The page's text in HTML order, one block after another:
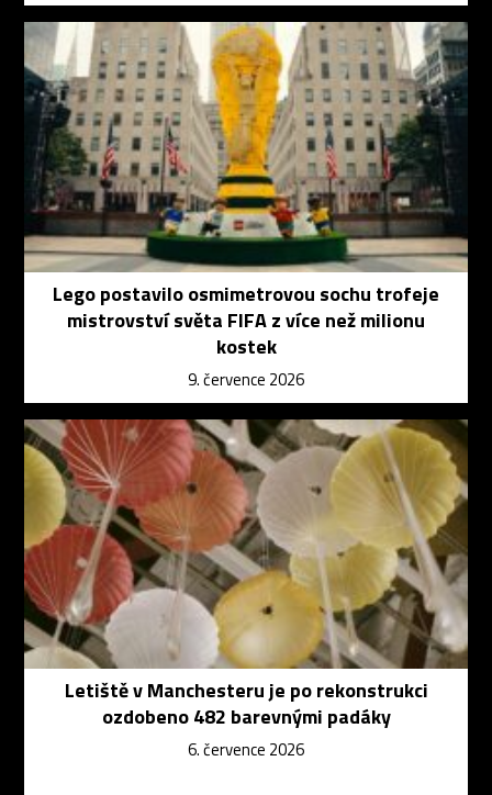
Lego postavilo osmimetrovou sochu trofeje
mistrovství světa FIFA z více než milionu
kostek
9. července 2026
Letiště v Manchesteru je po rekonstrukci
ozdobeno 482 barevnými padáky
6. července 2026